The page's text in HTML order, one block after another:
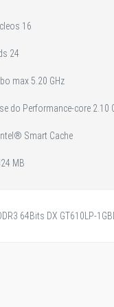
16
24
max 5.20 GHz
do Performance-core 2.10
Smart Cache
MB
64Bits DX GT610LP-